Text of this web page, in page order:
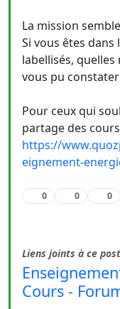
La mission
Si vous êtes
labellisés,
vous pu constater
Pour ceux qui
partage des
https://
eignement-
0 0 0
Liens joints à ce post
Cours -